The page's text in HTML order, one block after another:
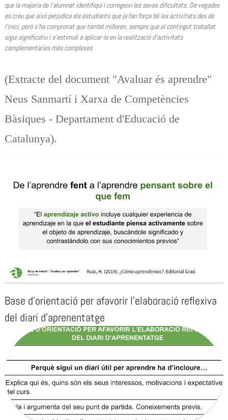
que la majoria de l’alumnat identifiqui i corregeixi les seves dificultats. De vegades
es creu que això perjudica els estudiants que ja fan força bé les activitats des de
l’inici, però s’ha comprovat que també milloren, sempre que el contingut treballat
sigui significatiu i s’estimuli a aplicar-lo en la realització d’activitats
complementàries més complexes.
(Extracte del document "Avaluar és aprendre"
Neus Sanmartí i Xarxa de Competències
Bàsiques - Departament d'Educació de
Catalunya).
Base d’orientació per afavorir l’elaboració reflexiva
del diari d’aprenentatge